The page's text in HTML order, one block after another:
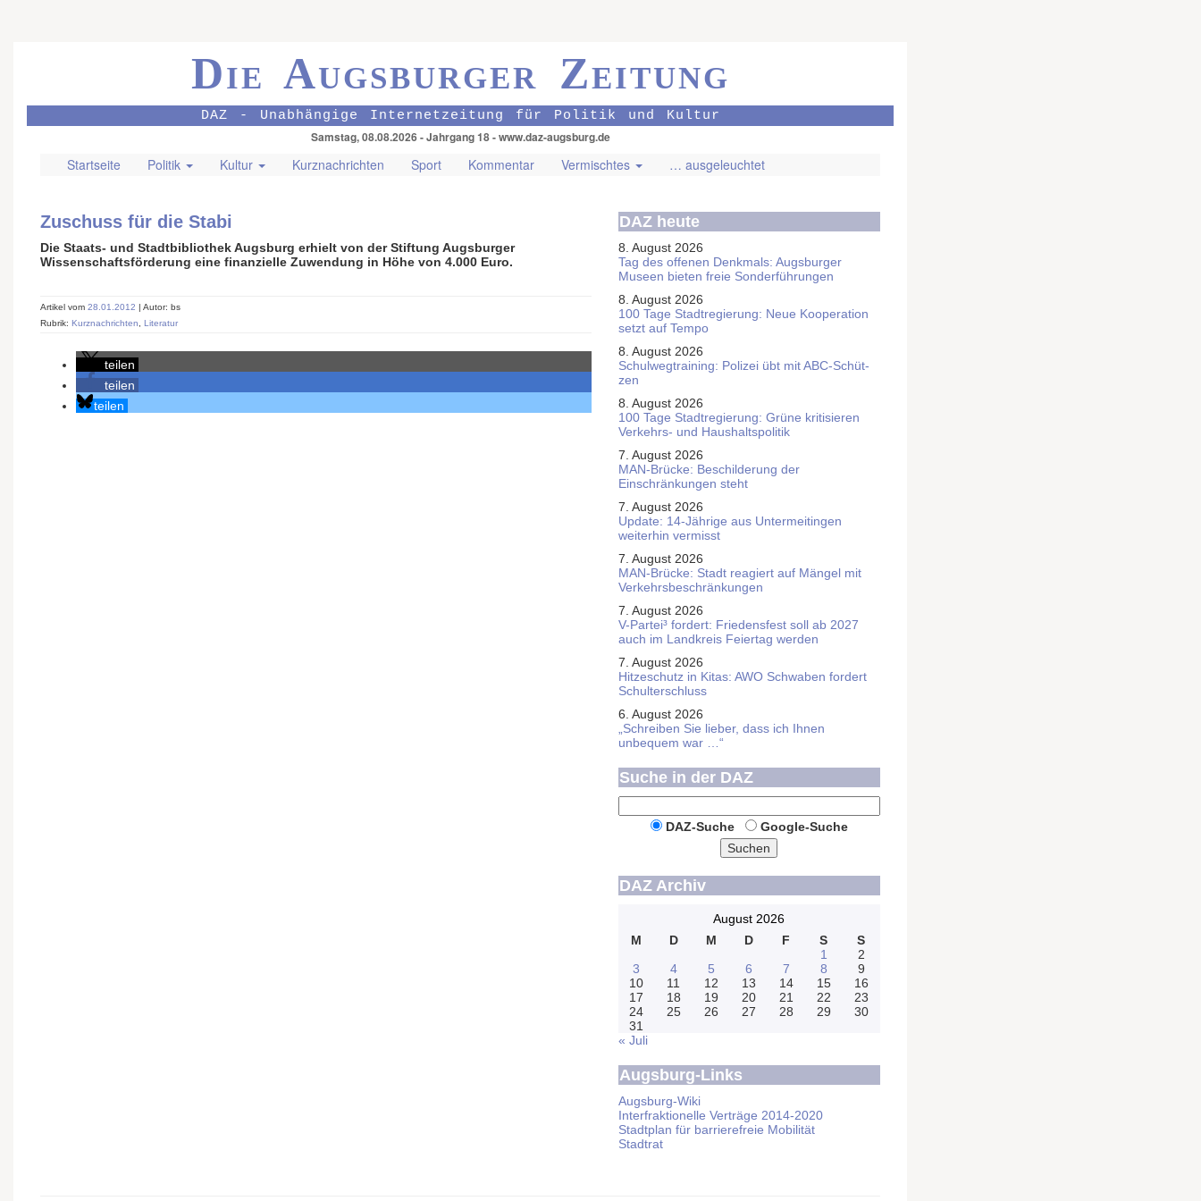
Die Augsburger Zeitung
DAZ - Unabhängige Internetzeitung für Politik und Kultur
Samstag, 08.08.2026 - Jahrgang 18 - www.daz-augsburg.de
Startseite Politik Kultur Kurznachrichten Sport Kommentar Vermischtes … ausgeleuchtet
Zuschuss für die Stabi
Die Staats- und Stadtbibliothek Augsburg erhielt von der Stiftung Augsburger
Wissenschaftsförderung eine finanzielle Zuwendung in Höhe von 4.000 Euro.
Artikel vom 28.01.2012 | Autor: bs
Rubrik: Kurznachrichten Literatur
teilen
teilen
teilen
DAZ heute
8. August 2026
Tag des offenen Denkmals: Augsburger
Museen bieten freie Sonderführungen
8. August 2026
100 Tage Stadtregierung: Neue Kooperation
setzt auf Tempo
8. August 2026
Schul­weg­trai­ning: Poli­zei übt mit ABC-Schüt­
zen
8. August 2026
100 Tage Stadtregierung: Grüne kritisieren
Verkehrs- und Haushaltspolitik
7. August 2026
MAN-Brücke: Beschilderung der
Einschränkungen steht
7. August 2026
Update: 14-Jährige aus Untermeitingen
weiterhin vermisst
7. August 2026
MAN-Brücke: Stadt reagiert auf Mängel mit
Verkehrsbeschränkungen
7. August 2026
V-Partei­³ fordert: Friedens­fest soll ab 2027
auch im Land­kreis Feier­tag werden
7. August 2026
Hitzeschutz in Kitas: AWO Schwaben fordert
Schulterschluss
6. August 2026
„Schreiben Sie lieber, dass ich Ihnen
unbequem war …“
Suche in der DAZ
DAZ-Suche
Google-Suche
Suchen
DAZ Archiv
August 2026
M
D M D F S
S
1
2
3
4 5 6 7 8
9
10
11 12 13 14 15
16
17
18 19 20 21 22
23
24
25 26 27 28 29
30
31
« Juli
Augsburg-Links
Augsburg-Wiki
Interfraktionelle Verträge 2014-2020
Stadtplan für barrierefreie Mobilität
Stadtrat